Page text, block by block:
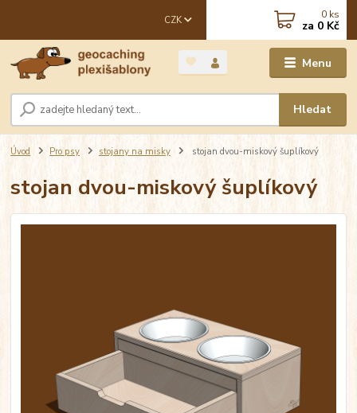
Menu
CZK
Hledat
0 ks
za 0 Kč
Úvod Pro psy stojany na misky stojan dvou-miskový šuplíkový
stojan dvou-miskový šuplíkový